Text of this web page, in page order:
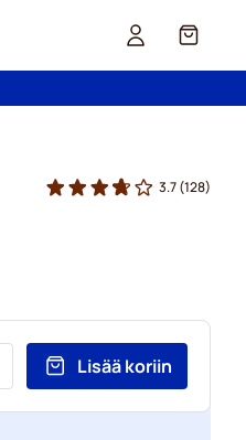
Kori
3.7(128)
Lisää koriin